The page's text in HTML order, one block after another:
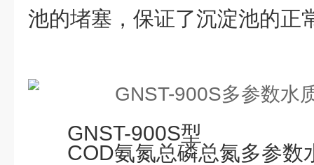
池的堵塞，保证了沉淀池的正
GNST-900S型
COD氨氮总磷总氮多参数